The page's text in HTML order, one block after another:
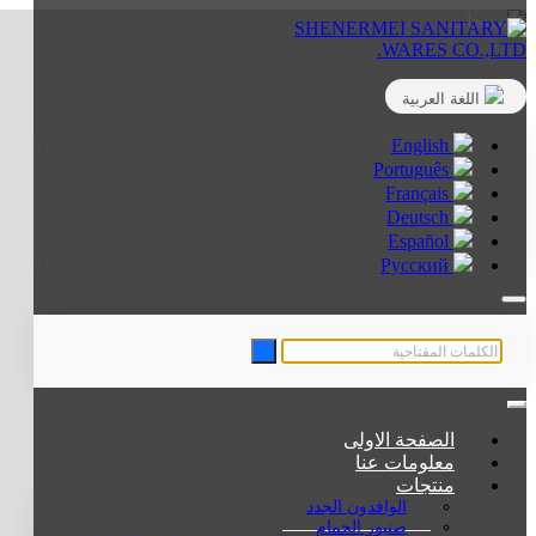
اللغة العربية
الصفحة الاولى
معلومات عنا
منتجات
الوافدون الجدد
صنبور الحمام